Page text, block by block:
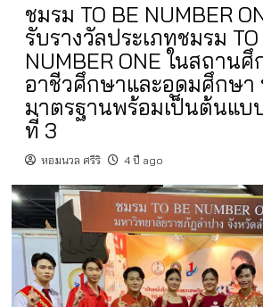
ชมรม TO BE NUMBER
รับรางวัลประเภทชมรม TO
NUMBER ONE ในสถาน
อาชีวศึกษาและอุดมศึกษา
มาตรฐานพร้อมเป็นต้นแบ
ที่ 3
หอมนวล ศรีริ 4 ปี ago